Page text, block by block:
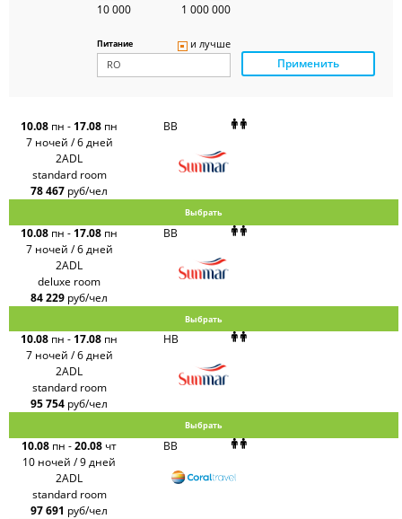
Alean
Sunmar
PlanTravel
FUN&SUN
ex TUI
Крымская
Волна
Russian
Интурист
Travelata
10 000 1 000 000
Питание и лучше
Применить
10.08 пн - 17.08 пн
7 ночей / 6 дней
BB
2ADL
standard room
78 467 руб/чел
Выбрать
10.08 пн - 17.08 пн
7 ночей / 6 дней
BB
2ADL
deluxe room
84 229 руб/чел
Выбрать
10.08 пн - 17.08 пн
7 ночей / 6 дней
HB
2ADL
standard room
95 754 руб/чел
Выбрать
10.08 пн -20.08 чт
10 ночей / 9 дней
BB
2ADL
standard room
97 691 руб/чел